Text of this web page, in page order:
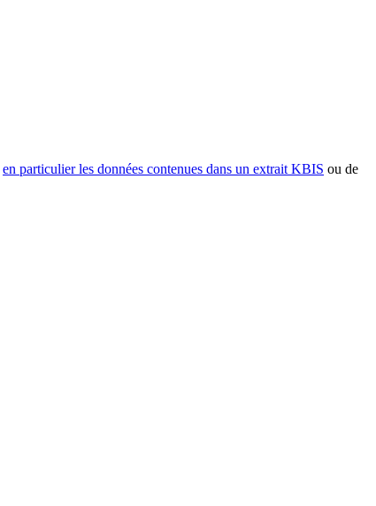
en particulier les données contenues dans un extrait KBIS ou de